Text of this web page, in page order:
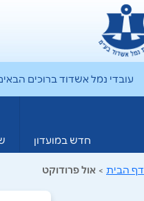
עובדי נמל אשדוד ברוכים
חדש במועדון
דף הבית > אול פרודוקט